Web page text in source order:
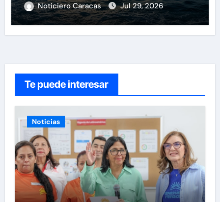
Noticiero Caracas Jul 29, 2026
Te puede interesar
Noticias